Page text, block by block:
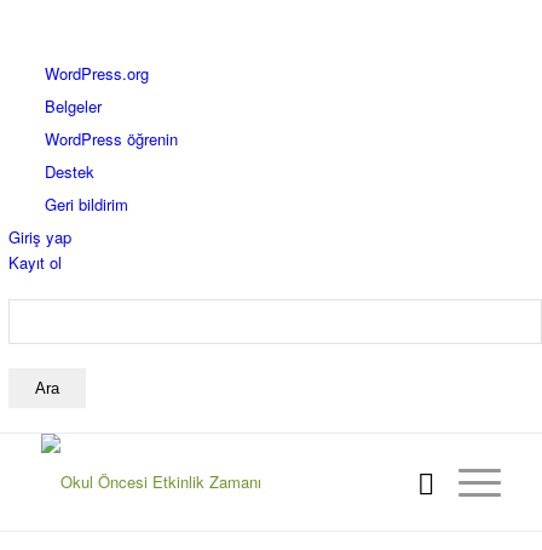
WordPress
hakkında
WordPress.org
Belgeler
WordPress öğrenin
Destek
Geri bildirim
Giriş yap
Kayıt ol